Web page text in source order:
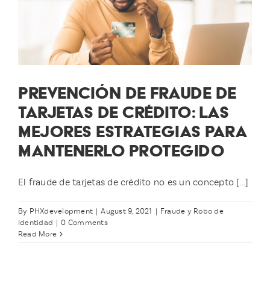
PREVENCIÓN DE FRAUDE DE
TARJETAS DE CRÉDITO: LAS
MEJORES ESTRATEGIAS PARA
MANTENERLO PROTEGIDO
El fraude de tarjetas de crédito no es un concepto [...]
By PHXdevelopment | August 9, 2021 | Fraude y Robo de
Identidad | 0 Comments
Read More